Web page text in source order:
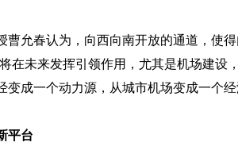
曹允春认为，向西向南开放的通道，使
在未来发挥引领作用，尤其是机场建设
成一个动力源，从城市机场变成一个
平台